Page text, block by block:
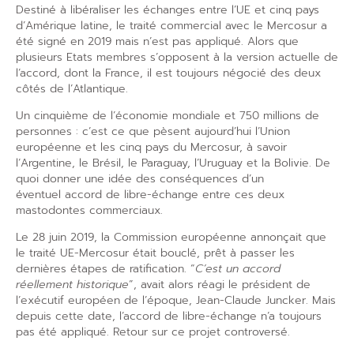
Destiné à libéraliser les échanges entre l’UE et cinq pays
d’Amérique latine, le traité commercial avec le Mercosur a
été signé en 2019 mais n’est pas appliqué. Alors que
plusieurs Etats membres s’opposent à la version actuelle de
l’accord, dont la France, il est toujours négocié des deux
côtés de l’Atlantique.
Un cinquième de l’économie mondiale et 750 millions de
personnes : c’est ce que pèsent aujourd’hui l’Union
européenne et les cinq pays du Mercosur, à savoir
l’Argentine, le Brésil, le Paraguay, l’Uruguay et la Bolivie. De
quoi donner une idée des conséquences d’un
éventuel accord de libre-échange entre ces deux
mastodontes commerciaux.
Le 28 juin 2019, la Commission européenne annonçait que
le traité UE-Mercosur était bouclé, prêt à passer les
dernières étapes de ratification. “C’est un accord
réellement historique”, avait alors réagi le président de
l’exécutif européen de l’époque, Jean-Claude Juncker. Mais
depuis cette date, l’accord de libre-échange n’a toujours
pas été appliqué. Retour sur ce projet controversé.